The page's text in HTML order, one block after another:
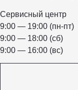
Сервисный центр
9:00 — 19:00 (пн-пт)
9:00 — 18:00 (сб)
9:00 — 16:00 (вс)